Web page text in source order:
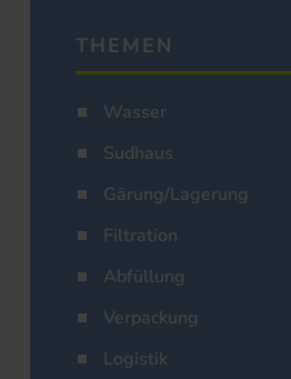
THEMEN
Wasser
Sudhaus
Gärung/Lagerung
Filtration
Abfüllung
Verpackung
Logistik